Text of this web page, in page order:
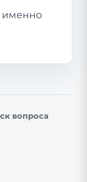
именно
вопроса